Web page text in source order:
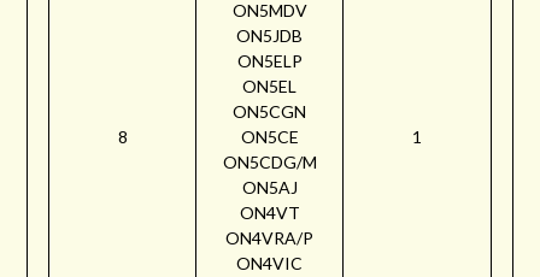
8
ON5MDV
ON5JDB
ON5ELP
ON5EL
ON5CGN
ON5CE
ON5CDG/M
ON5AJ
ON4VT
ON4VRA/P
ON4VIC
1